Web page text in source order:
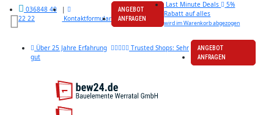
036848 40
22 22
|
Kontaktformular
ANGEBOT
ANFRAGEN
Last Minute Deals
5%
Rabatt auf alles
wird im Warenkorb abgezogen
Über 25 Jahre Erfahrung
Trusted Shops: Sehr
gut
ANGEBOT
ANFRAGEN